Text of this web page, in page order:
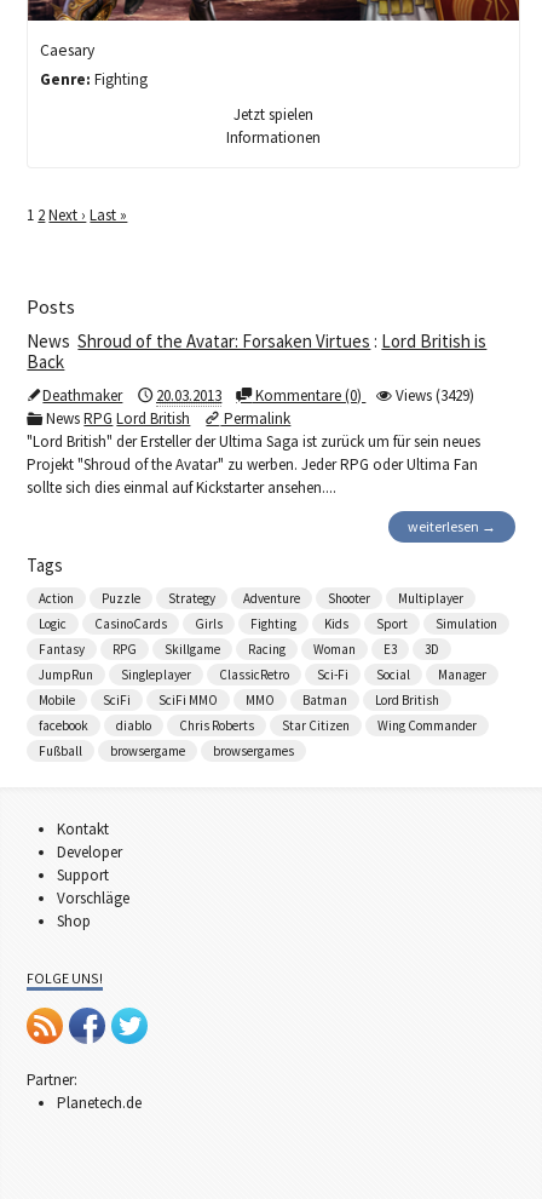
Caesary
Genre: Fighting
Jetzt spielen
Informationen
1 2Next › Last »
Posts
NewsShroud of the Avatar: Forsaken Virtues : Lord British is
Back
Deathmaker 20.03.2013 Kommentare (0)
Views (3429)
NewsRPG Lord British
Permalink
"Lord British" der Ersteller der Ultima Saga ist zurück um für sein neues
Projekt "Shroud of the Avatar" zu werben. Jeder RPG oder Ultima Fan
sollte sich dies einmal auf Kickstarter ansehen....
weiterlesen →
Tags
Action Puzzle Strategy Adventure Shooter
Multiplayer
Logic
CasinoCards Girls Fighting Kids Sport
Simulation
Fantasy
RPG Skillgame Racing Woman E3
3D
JumpRun
Singleplayer ClassicRetro Sci-Fi Social
Manager
Mobile
SciFi SciFi MMO MMO Batman
Lord British
facebook
diablo Chris Roberts Star Citizen
Wing Commander
Fußball
browsergame browsergames
Kontakt
Developer
Support
Vorschläge
Shop
FOLGE UNS!
Partner:
Planetech.de